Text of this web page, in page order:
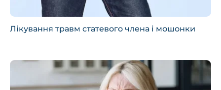
Лікування травм статевого члена і мошонки